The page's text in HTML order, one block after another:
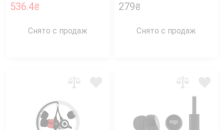
536.4₴
Снято с продаж
279₴
Снято с продаж